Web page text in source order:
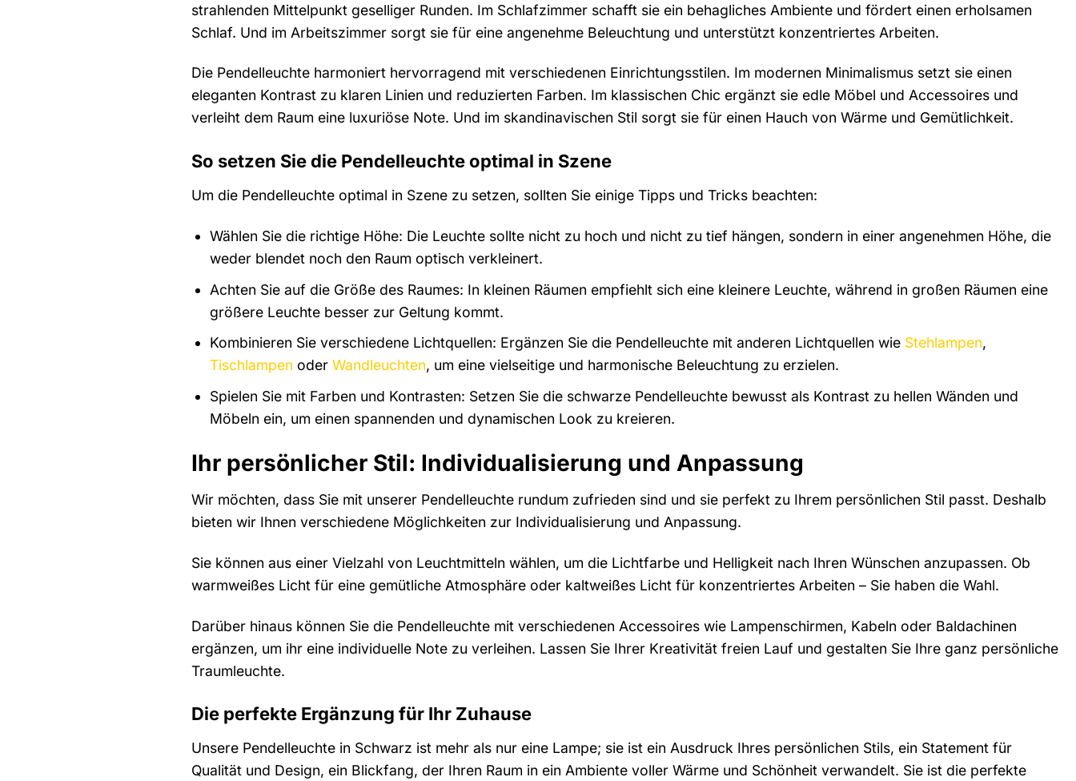
strahlenden Mittelpunkt geselliger Runden. Im Schlafzimmer schafft sie ein behagliches Ambiente und fördert einen erholsamen
Schlaf. Und im Arbeitszimmer sorgt sie für eine angenehme Beleuchtung und unterstützt konzentriertes Arbeiten.
Die Pendelleuchte harmoniert hervorragend mit verschiedenen Einrichtungsstilen. Im modernen Minimalismus setzt sie einen
eleganten Kontrast zu klaren Linien und reduzierten Farben. Im klassischen Chic ergänzt sie edle Möbel und Accessoires und
verleiht dem Raum eine luxuriöse Note. Und im skandinavischen Stil sorgt sie für einen Hauch von Wärme und Gemütlichkeit.
So setzen Sie die Pendelleuchte optimal in Szene
Um die Pendelleuchte optimal in Szene zu setzen, sollten Sie einige Tipps und Tricks beachten:
Wählen Sie die richtige Höhe: Die Leuchte sollte nicht zu hoch und nicht zu tief hängen, sondern in einer angenehmen Höhe, die
weder blendet noch den Raum optisch verkleinert.
Achten Sie auf die Größe des Raumes: In kleinen Räumen empfiehlt sich eine kleinere Leuchte, während in großen Räumen eine
größere Leuchte besser zur Geltung kommt.
Kombinieren Sie verschiedene Lichtquellen: Ergänzen Sie die Pendelleuchte mit anderen Lichtquellen wie Stehlampen,
Tischlampen oder Wandleuchten, um eine vielseitige und harmonische Beleuchtung zu erzielen.
Spielen Sie mit Farben und Kontrasten: Setzen Sie die schwarze Pendelleuchte bewusst als Kontrast zu hellen Wänden und
Möbeln ein, um einen spannenden und dynamischen Look zu kreieren.
Ihr persönlicher Stil: Individualisierung und Anpassung
Wir möchten, dass Sie mit unserer Pendelleuchte rundum zufrieden sind und sie perfekt zu Ihrem persönlichen Stil passt. Deshalb
bieten wir Ihnen verschiedene Möglichkeiten zur Individualisierung und Anpassung.
Sie können aus einer Vielzahl von Leuchtmitteln wählen, um die Lichtfarbe und Helligkeit nach Ihren Wünschen anzupassen. Ob
warmweißes Licht für eine gemütliche Atmosphäre oder kaltweißes Licht für konzentriertes Arbeiten – Sie haben die Wahl.
Darüber hinaus können Sie die Pendelleuchte mit verschiedenen Accessoires wie Lampenschirmen, Kabeln oder Baldachinen
ergänzen, um ihr eine individuelle Note zu verleihen. Lassen Sie Ihrer Kreativität freien Lauf und gestalten Sie Ihre ganz persönliche
Traumleuchte.
Die perfekte Ergänzung für Ihr Zuhause
Unsere Pendelleuchte in Schwarz ist mehr als nur eine Lampe; sie ist ein Ausdruck Ihres persönlichen Stils, ein Statement für
Qualität und Design, ein Blickfang, der Ihren Raum in ein Ambiente voller Wärme und Schönheit verwandelt. Sie ist die perfekte